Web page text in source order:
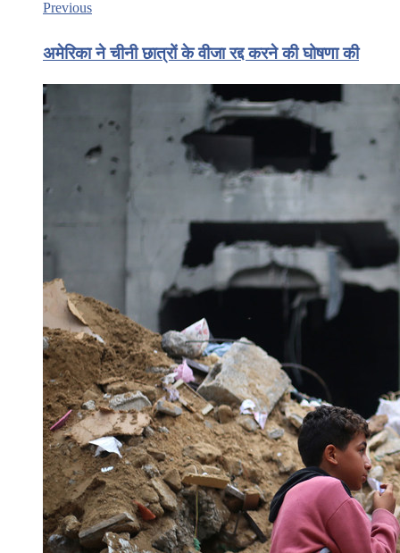
Previous
अमेरिका ने चीनी छात्रों के वीजा रद्द करने की घोषणा की